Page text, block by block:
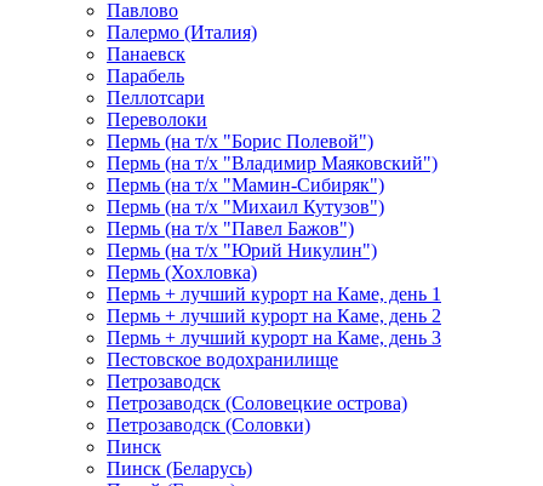
Павлово
Палермо (Италия)
Панаевск
Парабель
Пеллотсари
Переволоки
Пермь (на т/х "Борис Полевой")
Пермь (на т/х "Владимир Маяковский")
Пермь (на т/х "Мамин-Сибиряк")
Пермь (на т/х "Михаил Кутузов")
Пермь (на т/х "Павел Бажов")
Пермь (на т/х "Юрий Никулин")
Пермь (Хохловка)
Пермь + лучший курорт на Каме, день 1
Пермь + лучший курорт на Каме, день 2
Пермь + лучший курорт на Каме, день 3
Пестовское водохранилище
Петрозаводск
Петрозаводск (Соловецкие острова)
Петрозаводск (Соловки)
Пинск
Пинск (Беларусь)